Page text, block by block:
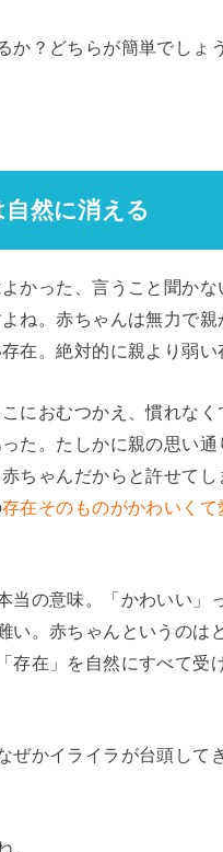
か？どちらが簡単でしょ
然に消える
かった、言うこと聞かな
ね。赤ちゃんは無力で親
在。絶対的に親より弱い
におむつかえ、慣れなく
た。たしかに親の思い通
ちゃんだからと許せてし
存在そのものがかわいくて
当の意味。「かわいい」
い。赤ちゃんというのは
存在」を自然にすべて受
ぜかイライラが台頭して
。